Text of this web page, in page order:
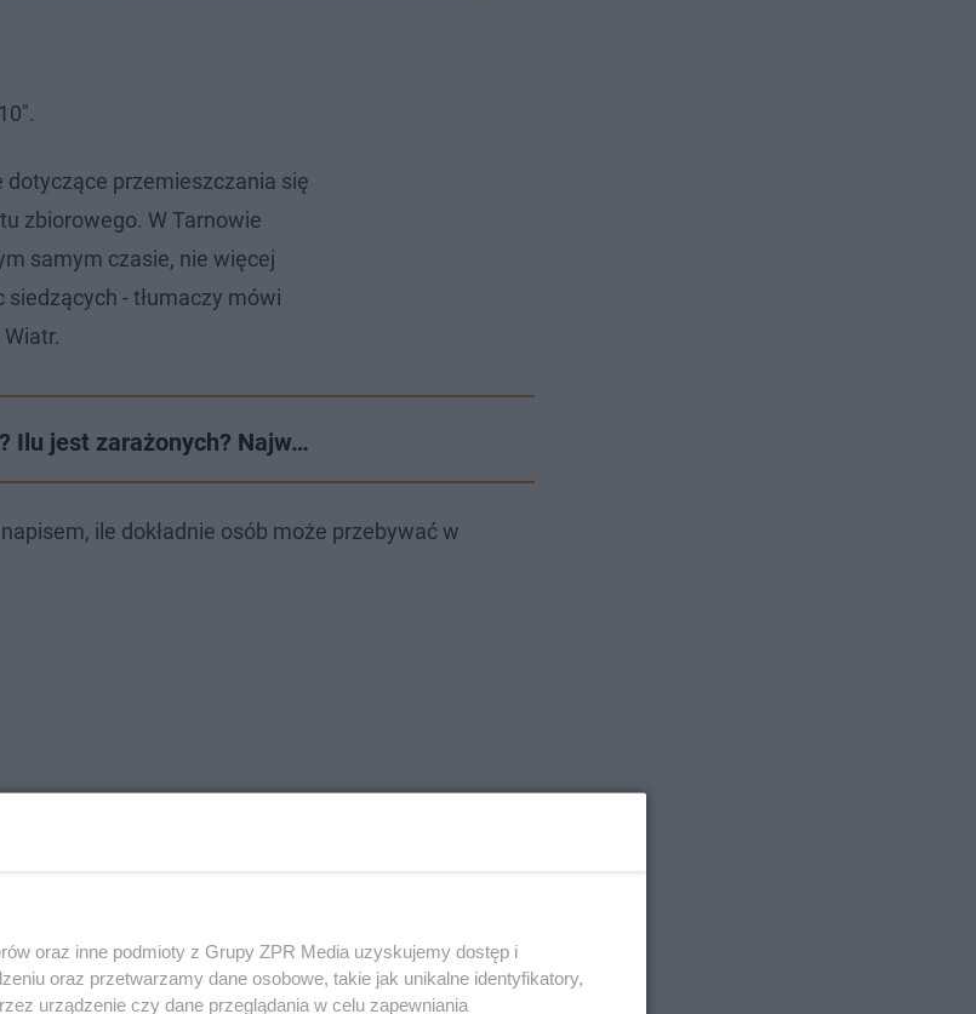
przemieszczania się
zbiorowego. W Tarnowie
samym czasie, nie więcej
siedzących - tłumaczy mówi
Ilu jest zarażonych? Najw…
ile dokładnie osób może przebywać w
oraz inne podmioty z Grupy ZPR Media uzyskujemy dostęp i
oraz przetwarzamy dane osobowe, takie jak unikalne identyfikatory,
urządzenie czy dane przeglądania w celu zapewniania